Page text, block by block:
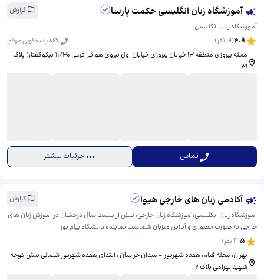
آموزشگاه زبان انگلیسی حکمت پارسا
گزارش
آموزشگاه زبان انگلیسی
4.9
(
19 نفر) 86% پاسخگویی موفق
محله پیروزی منطقه ۱۳ خیابان پیروزی خیابان اول نیروی هوائی فرعی ۱/۳۰( نیکوگفتار) پلاک
۳۱
تماس جزئیات بیشتر
آکادمی زبان های خارجی هیوا
گزارش
آموزشگاه زبان انگلیسی،آموزشگاه زبان خارجی، بیش از بیست سال درخشان در آموزش زبان های
خارجی به صورت حضوری و آنلاین میزبان شماست نماینده دانشگاه پیام نور
5
(
4نفر)
تهران، محله قیام، هفده شهریور - میدان خراسان ، ابتدای هفده شهریور شمالی نبش کوچه
شهید بهرامی پلاک 2